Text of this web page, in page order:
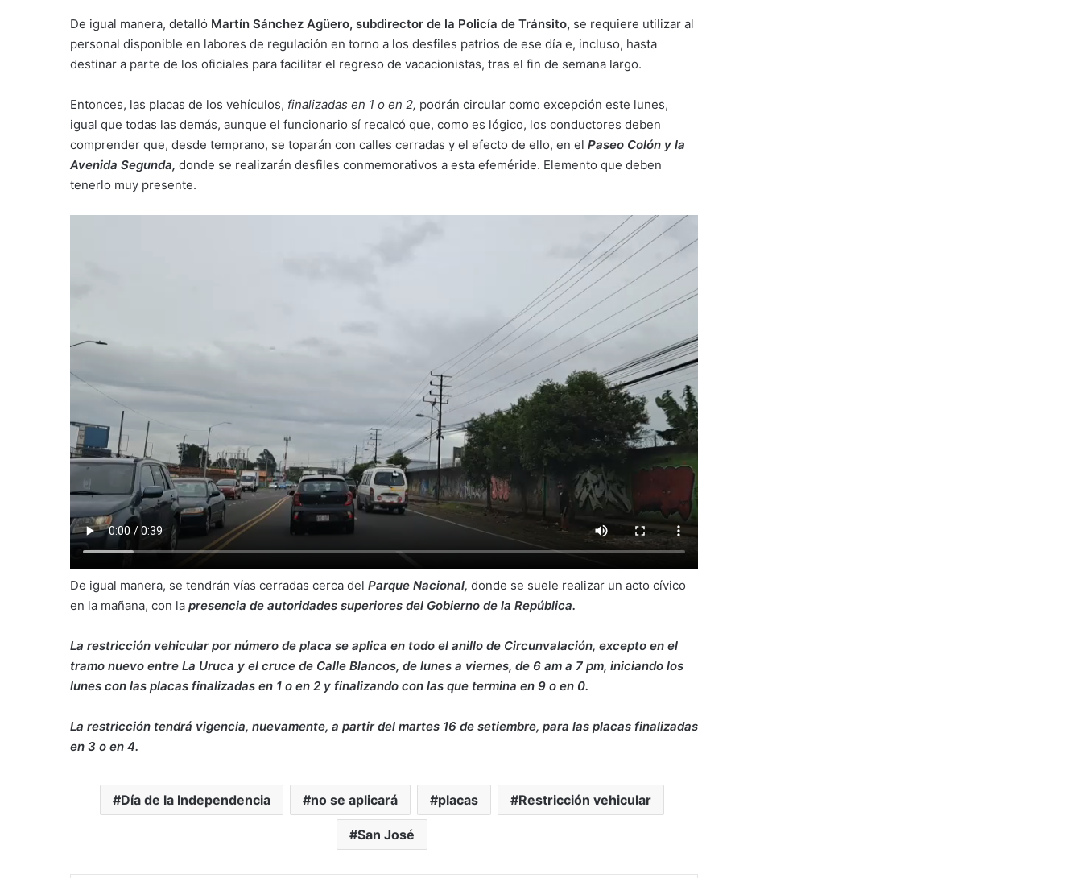
De igual manera, detalló Martín Sánchez Agüero, subdirector de la Policía de Tránsito, se requiere utilizar al
personal disponible en labores de regulación en torno a los desfiles patrios de ese día e, incluso, hasta
destinar a parte de los oficiales para facilitar el regreso de vacacionistas, tras el fin de semana largo.
Entonces, las placas de los vehículos, finalizadas en 1 o en 2, podrán circular como excepción este lunes,
igual que todas las demás, aunque el funcionario sí recalcó que, como es lógico, los conductores deben
comprender que, desde temprano, se toparán con calles cerradas y el efecto de ello, en el Paseo Colón y la
Avenida Segunda, donde se realizarán desfiles conmemorativos a esta efeméride. Elemento que deben
tenerlo muy presente.
De igual manera, se tendrán vías cerradas cerca del Parque Nacional, donde se suele realizar un acto cívico
en la mañana, con la presencia de autoridades superiores del Gobierno de la República.
La restricción vehicular por número de placa se aplica en todo el anillo de Circunvalación, excepto en el
tramo nuevo entre La Uruca y el cruce de Calle Blancos, de lunes a viernes, de 6 am a 7 pm, iniciando los
lunes con las placas finalizadas en 1 o en 2 y finalizando con las que termina en 9 o en 0.
La restricción tendrá vigencia, nuevamente, a partir del martes 16 de setiembre, para las placas finalizadas
en 3 o en 4.
Día de la Independencia no se aplicará placas Restricción vehicular
San José